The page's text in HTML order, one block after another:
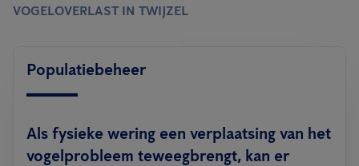
VOGELOVERLAST IN TWIJZEL
Populatiebeheer
Als fysieke wering een verplaatsing van het
vogelprobleem teweegbrengt, kan er